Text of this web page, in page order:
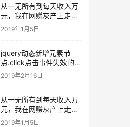
从一无所有到每天收入万
元，我在网赚灰产上走上
了不归路（下）
2019年1月5日
jquery动态新增元素节
点.click点击事件失效的2
个解决方法
2019年2月16日
从一无所有到每天收入万
元，我在网赚灰产上走上
了不归路（中）
2019年1月5日